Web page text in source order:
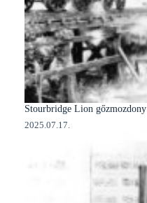
Stourbridge Lion gőzmozdony
2025.07.17.